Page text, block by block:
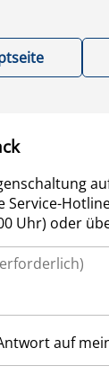
Uhr) oder
auf